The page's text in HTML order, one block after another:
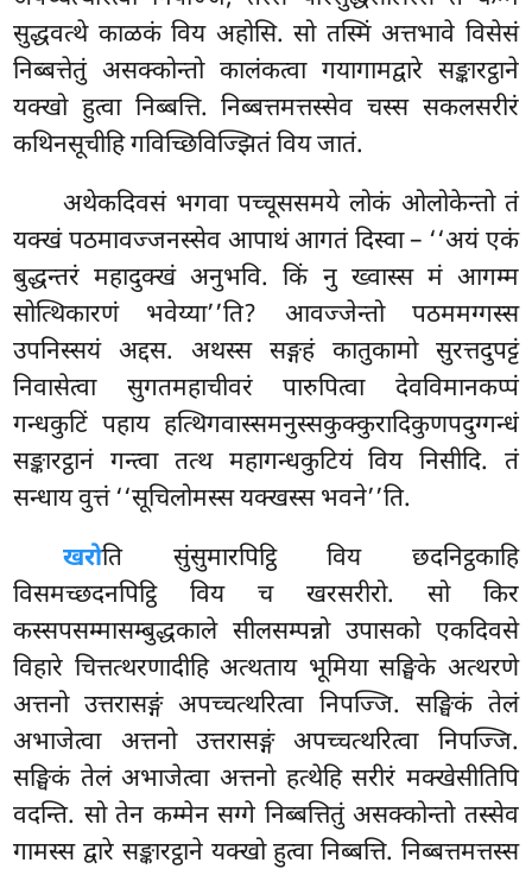
सुद्धवत्थे काळकं विय अहोसि. सो तस्मिं अत्तभावे विसेसं
निब्बत्तेतुं असक्कोन्तो कालंकत्वा गयागामद्वारे सङ्कारट्ठाने
यक्खो हुत्वा निब्बत्ति. निब्बत्तमत्तस्सेव चस्स सकलसरीरं
कथिनसूचीहि गविच्छिविज्झितं विय जातं.
अथेकदिवसं भगवा पच्चूससमये लोकं ओलोकेन्तो तं
यक्खं पठमावज्जनस्सेव आपाथं आगतं दिस्वा – ‘‘अयं एकं
बुद्धन्तरं महादुक्खं अनुभवि. किं नु ख्वास्स मं आगम्म
सोत्थिकारणं भवेय्या’’ति? आवज्जेन्तो पठममग्गस्स
उपनिस्सयं अद्दस. अथस्स सङ्गहं कातुकामो सुरत्तदुपट्टं
निवासेत्वा सुगतमहाचीवरं पारुपित्वा देवविमानकप्पं
गन्धकुटिं पहाय हत्थिगवास्समनुस्सकुक्कुरादिकुणपदुग्गन्धं
सङ्कारट्ठानं गन्त्वा तत्थ महागन्धकुटियं विय निसीदि. तं
सन्धाय वुत्तं ‘‘सूचिलोमस्स यक्खस्स भवने’’ति.
खरोति सुंसुमारपिट्ठि विय छदनिट्ठकाहि
विसमच्छदनपिट्ठि विय च खरसरीरो. सो किर
कस्सपसम्मासम्बुद्धकाले सीलसम्पन्नो उपासको एकदिवसे
विहारे चित्तत्थरणादीहि अत्थताय भूमिया सङ्घिके अत्थरणे
अत्तनो उत्तरासङ्गं अपच्चत्थरित्वा निपज्जि. सङ्घिकं तेलं
अभाजेत्वा अत्तनो उत्तरासङ्गं अपच्चत्थरित्वा निपज्जि.
सङ्घिकं तेलं अभाजेत्वा अत्तनो हत्थेहि सरीरं मक्खेसीतिपि
वदन्ति. सो तेन कम्मेन सग्गे निब्बत्तितुं असक्कोन्तो तस्सेव
गामस्स द्वारे सङ्कारट्ठाने यक्खो हुत्वा निब्बत्ति. निब्बत्तमत्तस्स